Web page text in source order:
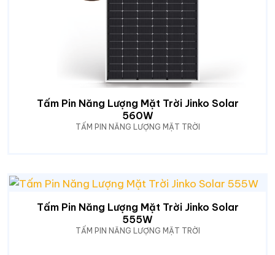
Tấm Pin Năng Lượng Mặt Trời Jinko Solar
560W
TẤM PIN NĂNG LƯỢNG MẶT TRỜI
Tấm Pin Năng Lượng Mặt Trời Jinko Solar
555W
TẤM PIN NĂNG LƯỢNG MẶT TRỜI